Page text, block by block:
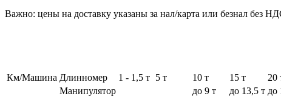
Важно: цены на доставку указаны за нал/карта или безнал без
Км/Машина Длинномер 1 - 1,5 т 5 т 10 т 15 т
20
Манипулятор
до 9 т до 13,5 т до